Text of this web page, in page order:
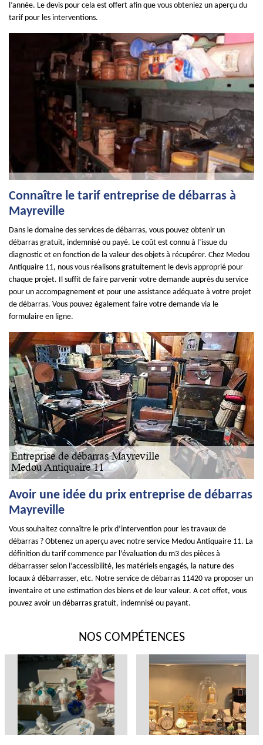
l’année. Le devis pour cela est offert afin que vous obteniez un aperçu du
tarif pour les interventions.
Connaître le tarif entreprise de débarras à
Mayreville
Dans le domaine des services de débarras, vous pouvez obtenir un
débarras gratuit, indemnisé ou payé. Le coût est connu à l’issue du
diagnostic et en fonction de la valeur des objets à récupérer. Chez Medou
Antiquaire 11, nous vous réalisons gratuitement le devis approprié pour
chaque projet. Il suffit de faire parvenir votre demande auprès du service
pour un accompagnement et pour une assistance adéquate à votre projet
de débarras. Vous pouvez également faire votre demande via le
formulaire en ligne.
Avoir une idée du prix entreprise de débarras
Mayreville
Vous souhaitez connaître le prix d’intervention pour les travaux de
débarras ? Obtenez un aperçu avec notre service Medou Antiquaire 11. La
définition du tarif commence par l’évaluation du m3 des pièces à
débarrasser selon l’accessibilité, les matériels engagés, la nature des
locaux à débarrasser, etc. Notre service de débarras 11420 va proposer un
inventaire et une estimation des biens et de leur valeur. A cet effet, vous
pouvez avoir un débarras gratuit, indemnisé ou payant.
NOS COMPÉTENCES